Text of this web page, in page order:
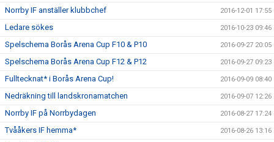
Norrby IF anställer klubbchef 2016-12-01 17:55
Ledare sökes 2016-10-23 09:46
Spelschema Borås Arena Cup F10 & P10 2016-09-27 20:05
Spelschema Borås Arena Cup F12 & P12 2016-09-27 09:23
Fulltecknat* i Borås Arena Cup! 2016-09-09 08:40
Nedräkning till landskronamatchen 2016-09-07 12:26
Norrby IF på Norrbydagen 2016-08-27 17:24
Tvååkers IF hemma* 2016-08-26 13:16